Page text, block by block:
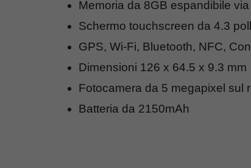
Memoria da 8GB espandibile
Schermo touchscreen da 4.3
GPS, Wi-Fi, Bluetooth, NFC,
Dimensioni 126 x 64.5 x 9.3 mm
Fotocamera da 5 megapixel sul
Batteria da 2150mAh